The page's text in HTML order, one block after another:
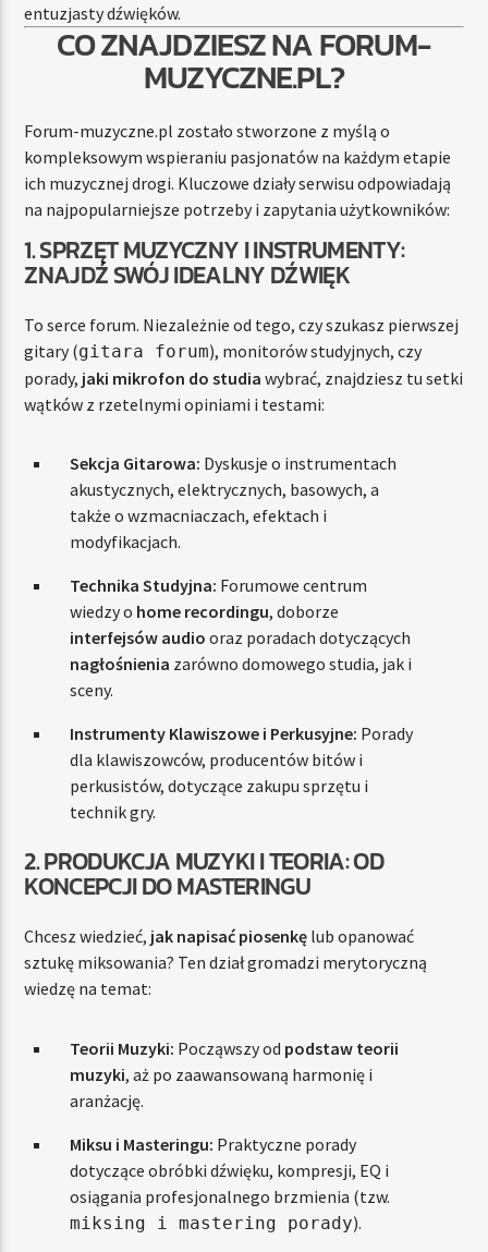
entuzjasty dźwięków.
CO ZNAJDZIESZ NA FORUM-
MUZYCZNE.PL?
Forum-muzyczne.pl zostało stworzone z myślą o
kompleksowym wspieraniu pasjonatów na każdym etapie
ich muzycznej drogi. Kluczowe działy serwisu odpowiadają
na najpopularniejsze potrzeby i zapytania użytkowników:
1. SPRZĘT MUZYCZNY I INSTRUMENTY:
ZNAJDŹ SWÓJ IDEALNY DŹWIĘK
To serce forum. Niezależnie od tego, czy szukasz pierwszej
gitary (gitara forum), monitorów studyjnych, czy
porady, jaki mikrofon do studia wybrać, znajdziesz tu setki
wątków z rzetelnymi opiniami i testami:
Sekcja Gitarowa: Dyskusje o instrumentach
akustycznych, elektrycznych, basowych, a
także o wzmacniaczach, efektach i
modyfikacjach.
Technika Studyjna: Forumowe centrum
wiedzy o home recordingu, doborze
interfejsów audio oraz poradach dotyczących
nagłośnienia zarówno domowego studia, jak i
sceny.
Instrumenty Klawiszowe i Perkusyjne: Porady
dla klawiszowców, producentów bitów i
perkusistów, dotyczące zakupu sprzętu i
technik gry.
2. PRODUKCJA MUZYKI I TEORIA: OD
KONCEPCJI DO MASTERINGU
Chcesz wiedzieć, jak napisać piosenkę lub opanować
sztukę miksowania? Ten dział gromadzi merytoryczną
wiedzę na temat:
Teorii Muzyki: Począwszy od podstaw teorii
muzyki, aż po zaawansowaną harmonię i
aranżację.
Miksu i Masteringu: Praktyczne porady
dotyczące obróbki dźwięku, kompresji, EQ i
osiągania profesjonalnego brzmienia (tzw.
miksing i mastering porady).